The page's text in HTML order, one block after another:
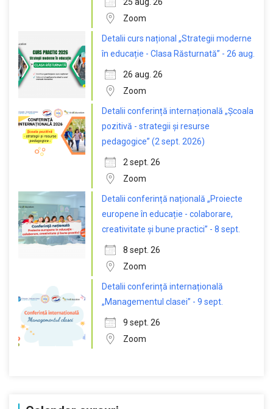
Zoom
Detalii curs național „Strategii moderne
în educație - Clasa Răsturnată” - 26 aug.
26 aug. 26
Zoom
Detalii conferință internațională „Școala
pozitivă - strategii și resurse
pedagogice” (2 sept. 2026)
2 sept. 26
Zoom
Detalii conferință națională „Proiecte
europene în educație - colaborare,
creativitate și bune practici” - 8 sept.
8 sept. 26
Zoom
Detalii conferință internațională
„Managementul clasei” - 9 sept.
9 sept. 26
Zoom